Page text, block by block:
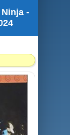
-